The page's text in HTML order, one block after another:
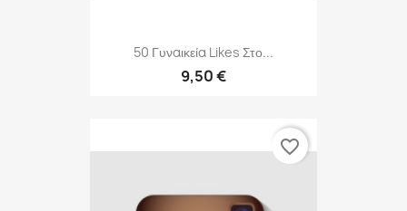
50 Γυναικεία Likes Στο...
9,50 €
favorite_border